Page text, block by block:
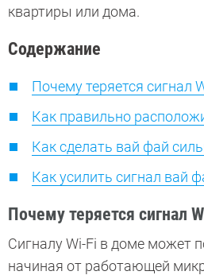
квартиры или дома.
Содержание
Почему теряется сигнал
Как правильно
Как сделать вай фай
Как усилить сигнал вай
Почему теряется сигнал
Сигналу Wi-Fi в доме может
начиная от работающей